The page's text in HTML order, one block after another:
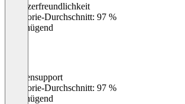
Benutzerfreundlichkeit
Kategorie-Durchschnitt: 97 %
Ungenügend
Kundensupport
Kategorie-Durchschnitt: 97 %
Ungenügend